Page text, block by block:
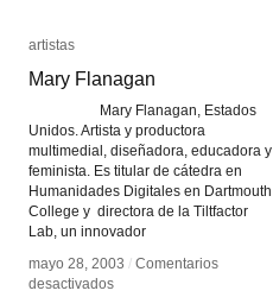
artistas
Mary Flanagan
Mary Flanagan, Estados
Unidos. Artista y productora
multimedial, diseñadora, educadora y
feminista. Es titular de cátedra en
Humanidades Digitales en Dartmouth
College y directora de la Tiltfactor
Lab, un innovador
mayo 28, 2003 / Comentarios
desactivadosen
artistas
Mary Flanagan
mayo 28, 2003 / Comentarios
desactivadosen